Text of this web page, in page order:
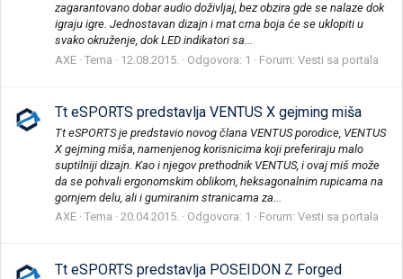
zagarantovano dobar audio doživljaj, bez obzira gde se nalaze dok
igraju igre. Jednostavan dizajn i mat crna boja će se uklopiti u
svako okruženje, dok LED indikatori sa...
AXE Tema 12.08.2015. Odgovora: 1 Forum: Vesti sa portala
Tt eSPORTS predstavlja VENTUS X gejming miša
Tt eSPORTS je predstavio novog člana VENTUS porodice, VENTUS
X gejming miša, namenjenog korisnicima koji preferiraju malo
suptilniji dizajn. Kao i njegov prethodnik VENTUS, i ovaj miš može
da se pohvali ergonomskim oblikom, heksagonalnim rupicama na
gornjem delu, ali i gumiranim stranicama za...
AXE Tema 20.04.2015. Odgovora: 1 Forum: Vesti sa portala
Tt eSPORTS predstavlja POSEIDON Z Forged